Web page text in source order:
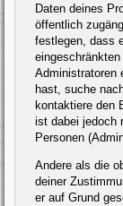
Daten deines
öffentlich
festlegen, dass
Administratoren
hast, suche
kontaktiere den
ist dabei jedoch
Personen
Andere als die
deiner
er auf Grund